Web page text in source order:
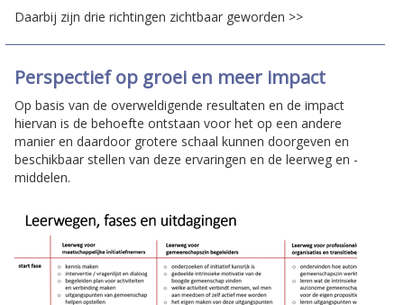
Daarbij zijn drie richtingen zichtbaar geworden >>
Perspectief op groei en meer impact
Op basis van de overweldigende resultaten en de impact
hiervan is de behoefte ontstaan voor het op een andere
manier en daardoor grotere schaal kunnen doorgeven en
beschikbaar stellen van deze ervaringen en de leerweg en -
middelen.